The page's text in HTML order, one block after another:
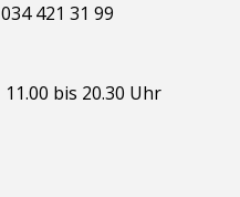
034 421 31 99
11.00 bis 20.30 Uhr